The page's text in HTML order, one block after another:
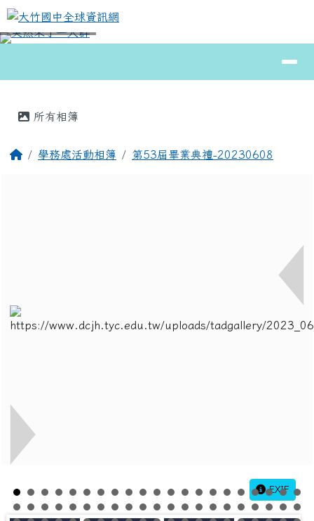
跳至主內容區
大竹國中全球資訊網
⏸
所有相簿
回首頁學務處活動相簿 第53屆畢業典禮-20230608
EXIF